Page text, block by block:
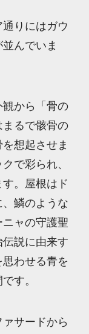
りにはガウ
んでいま
観から「骨の
るで骸骨の
想起させま
で彩られ、
。屋根はド
鱗のような
ャの守護聖
説に由来す
わせる青を
す。
サードから